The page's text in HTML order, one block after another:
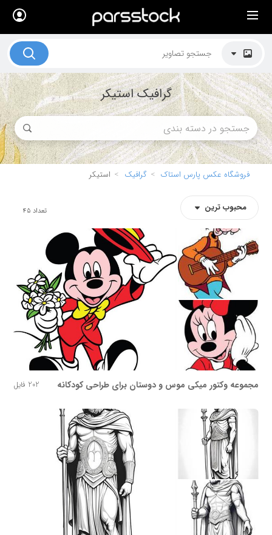
گرافیک استیکر
فروشگاه عکس پارس استاک گرافیک استیکر
محبوب ترین تعداد 45
مجموعه وکتور میکی موس و دوستان برای طراحی کودکانه 202 فایل
× لیست قیمت ها
کاربرد تصاویر
موضوعات تصاویر
دکوراسیون و فضاها
هنرمندان ایرانی
کسب درآمد از فروش تصاویر
تماس با ما
بلاگ پارس استاک